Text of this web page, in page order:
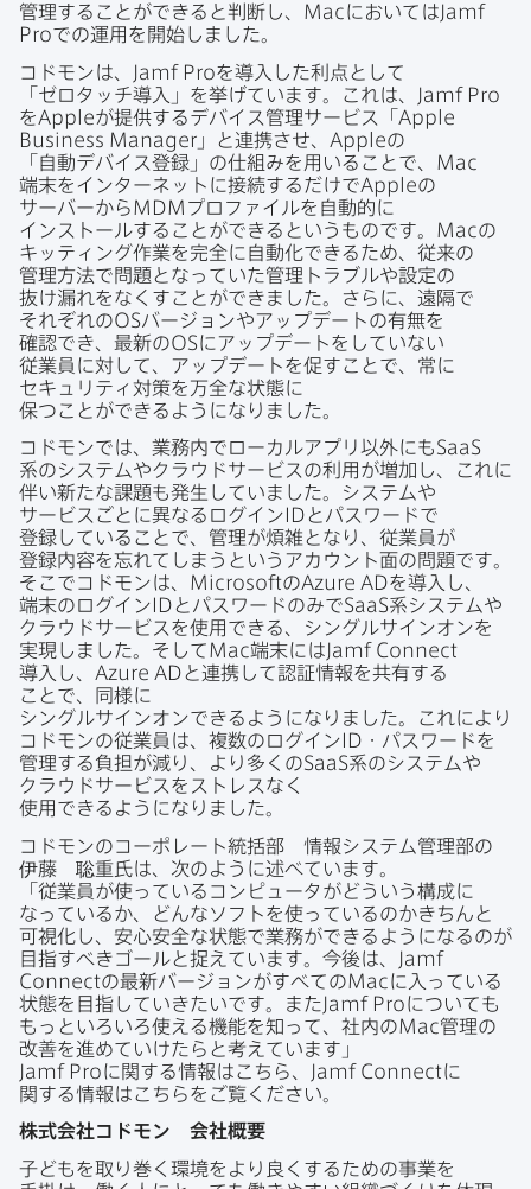
管理する​ことができると​判断し、 Macに​おいては Jamf
Proでの​運用を​開始しました。
コドモンは、
Jamf Proを​導入した​利点と​して​
「ゼロタッチ導入」を​挙げています。​これは、
Jamf Pro
をAppleが​提供する​デバイス管理サービス​「 Apple
Business Manager 」と​連携させ、 Appleの​
「自動デバイス登録」の​仕組みを​用いる​ことで、 Mac
端末を​インターネットに​接続するだけでAppleの​
サーバーからMDM プロファイルを​自動的に​
インストールする​ことができると​いう​ものです。 Macの​
キッティング作業を​完全に​自動化できる​ため、​従来の​
管理方​法で​問題と​なっていた​管理トラブルや​設定の​
抜け漏れを​なく​すことができました。​さらに、​遠隔で​
それぞれのOSバージ​ョンや​アップデートの​有無を​
確認でき、​最新のOSに​アップデートを​していない​
従業員に​対して、​アップデートを​促す​ことで、​常に​
セキュリティ対策を​万全な​状態に​
保つことができるようになりました。
コドモンでは、​業務内で​ローカルアプリ以外にもSaaS
系の​システムや​クラウドサービスの​利用が​増加し、​これに​
伴い​新たな​課題も​発生していました。​システムや​
サービスごとに​異なる​ログイン IDと​パスワードで​
登録している​ことで、​管理が​煩雑と​なり、​従業員が​
登録内容を​忘れてしまうと​いう​アカウント面の​問題です。​
そこで​コドモンは、 MicrosoftのAzure ADを​導入し、​
端末の​ログイン IDと​パスワードのみでSaaS系システムや​
クラウドサービスを​使用できる、​シングルサインオンを​
実現しました。​そしてMac端末には Jamf Connect
導入し、 Azure ADと​連携して​認証情報を​共有する​
ことで、​同様に​
シングルサインオンできるようになりました。​これに​より​
コドモンの​従業員は、​複数の​ログイン ID ・パスワードを​
管理する​負担が​減り、​より​多くのSaaS系の​システムや​
クラウドサービスを​ストレスなく​
使用できるようになりました。
コドモンの​コーポレート統括部
情報システム管理部の​
伊藤
聡重氏は、​次のように​述べています。
「従業員が​使っている​コンピュータが​どういう​構成に​
なっているか、​どんな​ソフトを​使っているのかきちんと​
可視化し、​安心安全な​状態で​業務が​できるようになるのが​
目指すべきゴールと​捉えています。​今後は、
Jamf
Connectの​最新バージ​ョンが​すべてのMacに​入っている​
状態を​目指していきたいです。​またJamf Proに​ついても​
もっと​いろいろ​使える​機能を​知って、​社内のMac管理の​
改善を​進めていけたらと​考えています」
Jamf Proに​関する​情報は​こちら、 Jamf Connectに​
関する​情報は​こちらを​ご覧ください。
株式会社コドモン
会社概要
子どもを​取り巻く​環境を​より​良く​する​ための​事業を​